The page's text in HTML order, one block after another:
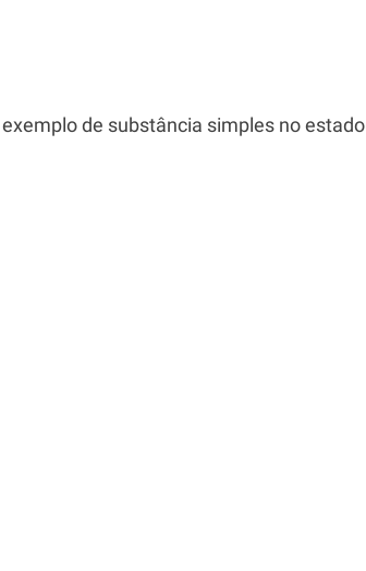
de substância simples no estado